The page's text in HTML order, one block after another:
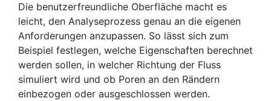
Die benutzerfreundliche Oberfläche macht es
leicht, den Analyseprozess genau an die eigenen
Anforderungen anzupassen. So lässt sich zum
Beispiel festlegen, welche Eigenschaften berechnet
werden sollen, in welcher Richtung der Fluss
simuliert wird und ob Poren an den Rändern
einbezogen oder ausgeschlossen werden.